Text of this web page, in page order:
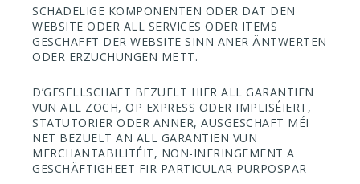
SCHADELIGE KOMPONENTEN ODER DAT DEN
WEBSITE ODER ALL SERVICES ODER ITEMS
GESCHAFFT DER WEBSITE SINN ANER ÄNTWERTEN
ODER ERZUCHUNGEN MËTT.
D’GESELLSCHAFT BEZUELT HIER ALL GARANTIEN
VUN ALL ZOCH, OP EXPRESS ODER IMPLISÉIERT,
STATUTORIER ODER ANNER, AUSGESCHAFT MÉI
NET BEZUELT AN ALL GARANTIEN VUN
MERCHANTABILITÉIT, NON-INFRINGEMENT A
GESCHÄFTIGHEET FIR PARTICULAR PURPOSPAR